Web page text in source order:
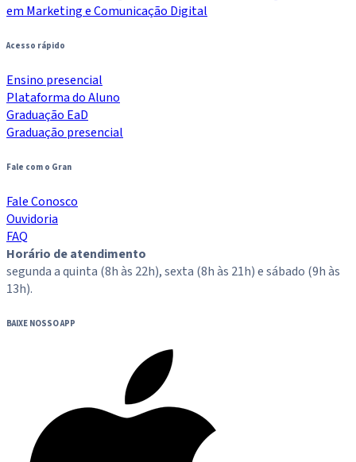
em Marketing e Comunicação Digital
Acesso rápido
Ensino presencial
Plataforma do Aluno
Graduação EaD
Graduação presencial
Fale com o Gran
Fale Conosco
Ouvidoria
FAQ
Horário de atendimento
segunda a quinta (8h às 22h), sexta (8h às 21h) e sábado (9h às
13h).
BAIXE NOSSO APP